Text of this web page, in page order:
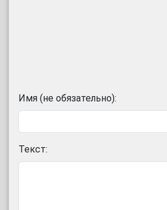
Имя (не обязательно):
Текст: